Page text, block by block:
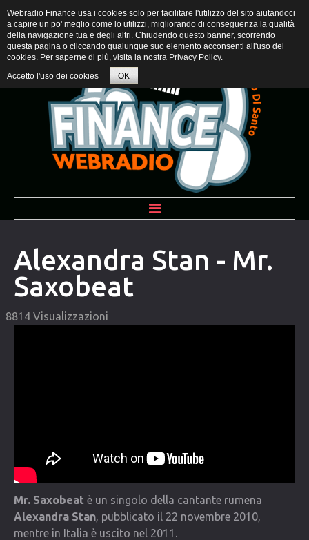
BENVENUTI
PROGRAMMI
COMMUNITY
Alexandra Stan - Mr.
Saxobeat
8814 Visualizzazioni
Mr. Saxobeat è un singolo della cantante rumena
Alexandra Stan , pubblicato il 22 novembre 2010,
mentre in Italia è uscito nel 2011.
Webradio Finance usa i cookies solo per facilitare l'utilizzo del sito aiutandoci
a capire un po' meglio come lo utilizzi, migliorando di conseguenza la qualità
della navigazione tua e degli altri. Chiudendo questo banner, scorrendo
questa pagina o cliccando qualunque suo elemento acconsenti all'uso dei
cookies. Per saperne di più, visita la nostra Privacy Policy.
Accetto l'uso dei cookies
OK